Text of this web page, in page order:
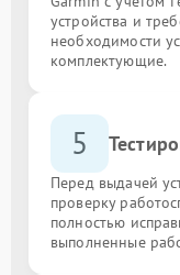
устройства и
необходимости
комплектующие.
5
Перед выдачей
проверку
полностью
выполненные